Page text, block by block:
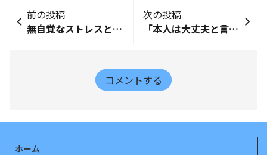
前の投稿
無自覚なストレスとは？心と身体に現れるサインと放置のリスク
次の投稿
「本人は大丈夫と言うけれど…」無自覚なストレスに寄り添う支援のヒント
コメントする
ホーム